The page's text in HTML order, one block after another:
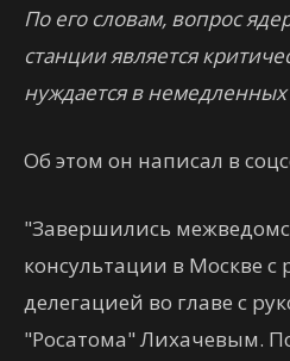
По его словам, вопрос
станции является
нуждается в
Об этом он написал в
"Завершились
консультации в Москве с
делегацией во главе с
"Росатома" Лихачевым.